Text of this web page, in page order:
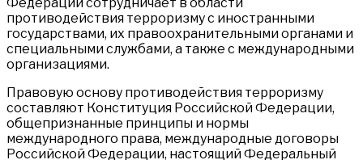
противодействия терроризму с иностранными
государствами, их правоохранительными органами и
специальными службами, а также с международными
организациями.
Правовую основу противодействия терроризму
составляют Конституция Российской Федерации,
общепризнанные принципы и нормы
международного права, международные договоры
Российской Федерации, настоящий Федеральный